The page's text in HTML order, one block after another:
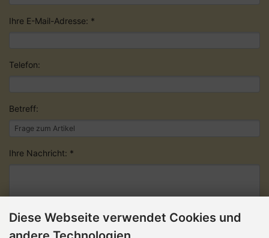
Ihre E-Mail-Adresse: *
Telefon:
Betreff:
Ihre Nachricht: *
Diese Webseite verwendet Cookies und